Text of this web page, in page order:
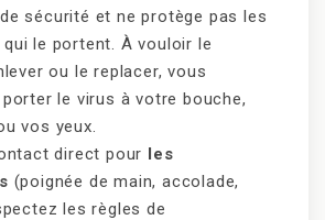
sécurité et ne protège pas les
le portent. À vouloir le
ou le replacer, vous
le virus à votre bouche,
vos yeux.
direct pour les
(poignée de main, accolade,
les règles de